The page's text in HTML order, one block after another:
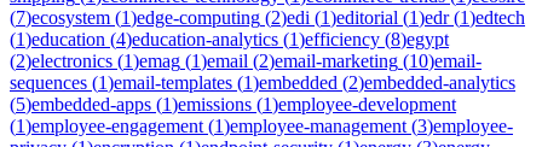
(7)ecosystem (1)edge-computing (2)edi (1)editorial (1)edr(1)edtech
(1)education (4)education-analytics (1)efficiency (8)egypt
(2)electronics (1)emag (1)email (2)email-marketing (10)email-
sequences (1)email-templates (1)embedded (2)embedded-analytics
(5)embedded-apps (1)emissions (1)employee-development
(1)employee-engagement (1)employee-management (3)employee-